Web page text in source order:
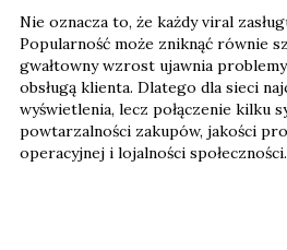
Nie oznacza to, że każdy viral
Popularność może zniknąć równie
gwałtowny wzrost ujawnia
obsługą klienta. Dlatego dla sieci
wyświetlenia, lecz połączenie kilku
powtarzalności zakupów, jakości
operacyjnej i lojalności społeczności.